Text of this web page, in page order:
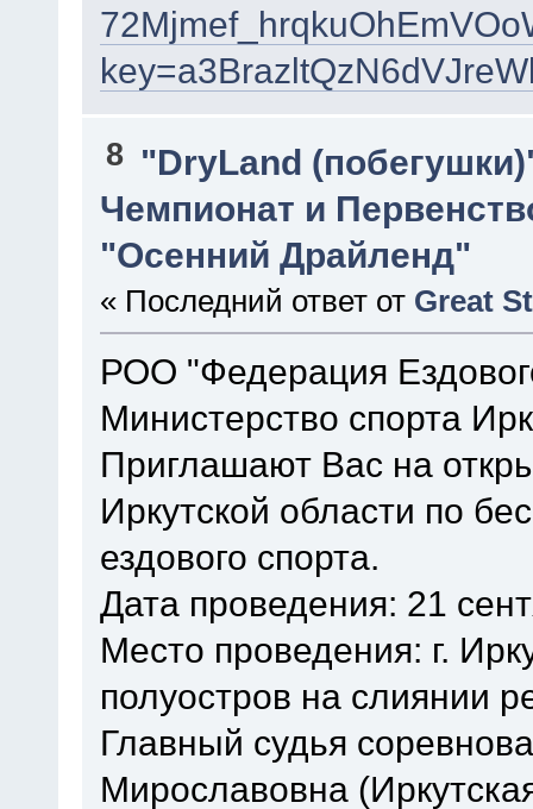
8 "DryLand
Чемпионат и
"Осенний Драйленд"
« Последний ответ от Great
РОО "Федерация
Министерство спорта
Приглашают Вас на
Иркутской области по
ездового спорта.
Дата проведения: 21
Место проведения: г.
полуостров на слиянии
Главный судья
Мирославовна